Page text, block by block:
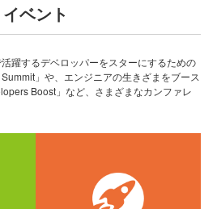
イベント
躍するデベロッパーをスターにするための
」や、エンジニアの生きざまをブース
Boost」など、さまざまなカンファレ